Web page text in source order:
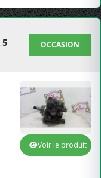
5
OCCASION
Voir le produit